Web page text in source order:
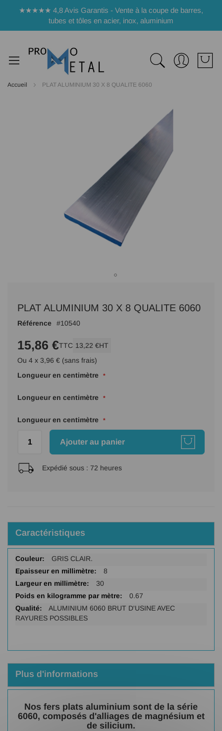
★★★★★ 4,8 Avis Garantis - Vente à la coupe de barres,
tubes et tôles en acier, inox, aluminium
Accueil PLAT ALUMINIUM 30 X 8 QUALITE 6060
début
d’images
PLAT ALUMINIUM 30 X 8 QUALITE 6060
Référence 10540
15,86 €TTC 13,22 €HT
Ou 4 x 3,96 € (sans frais)
Longueur en centimètre
Longueur en centimètre
Longueur en centimètre
Ajouter au panier
Expédié sous : 72 heures
Caractéristiques
Plus
d'infos
GRIS CLAIR.
8
30
0.67
ALUMINIUM 6060 BRUT D'USINE AVEC
RAYURES POSSIBLES
Plus d'informations
Nos fers plats aluminium sont de la série
6060, composés d'alliages de magnésium et
de silicium.